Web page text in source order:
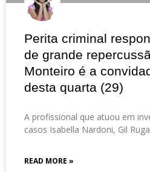
Perita criminal
de grande
Monteiro é a
desta quarta (29)
A profissional que atuou em
casos Isabella Nardoni, Gil
READ MORE »